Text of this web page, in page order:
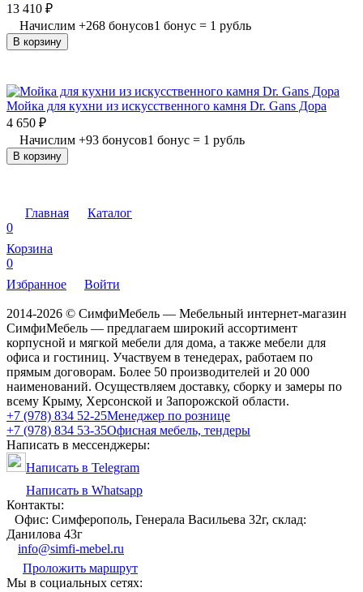
13 410 ₽
Начислим +268 бонусов1 бонус = 1 рубль
В корзину
Мойка для кухни из искусственного камня Dr. Gans Дора
4 650 ₽
Начислим +93 бонусов1 бонус = 1 рубль
В корзину
Главная
Каталог
0
Корзина
0
Избранное
Войти
2014-2026 © СимфиМебель — Мебельный интернет-магазин
СимфиМебель — предлагаем широкий ассортимент
корпусной и мягкой мебели для дома, а также мебели для
офиса и гостиниц. Участвуем в тенедерах, работаем по
прямым договорам. Более 50 производителей и 20 000
наименований. Осуществляем доставку, сборку и замеры по
всему Крыму, Херсонской и Запорожской области.
+7 (978) 834 52-25Менеджер по рознице
+7 (978) 834 53-35Офисная мебель, тендеры
Написать в мессенджеры:
Написать в Telegram
Написать в Whatsapp
Контакты:
Офис: Симферополь, Генерала Васильева 32г, склад:
Данилова 43г
info@simfi-mebel.ru
Проложить маршрут
Мы в социальных сетях: